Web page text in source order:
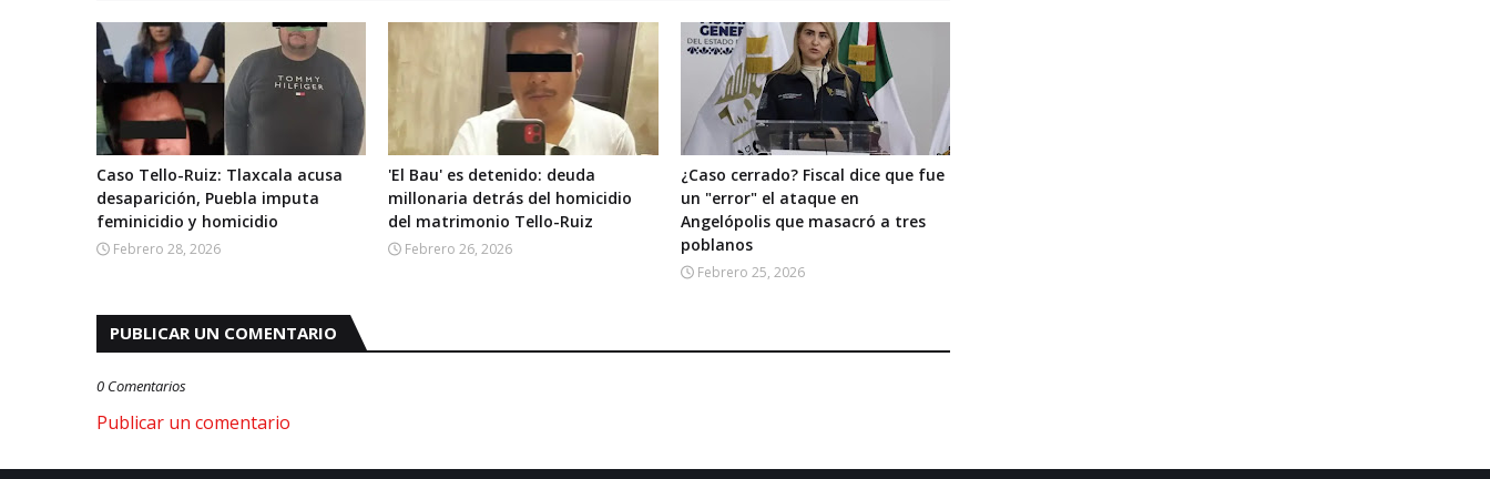
Caso Tello-Ruiz: Tlaxcala acusa
desaparición, Puebla imputa
feminicidio y homicidio
Febrero 28, 2026
'El Bau' es detenido: deuda
millonaria detrás del homicidio
del matrimonio Tello-Ruiz
Febrero 26, 2026
¿Caso cerrado? Fiscal dice que fue
un "error" el ataque en
Angelópolis que masacró a tres
poblanos
Febrero 25, 2026
PUBLICAR UN COMENTARIO
0 Comentarios
Publicar un comentario